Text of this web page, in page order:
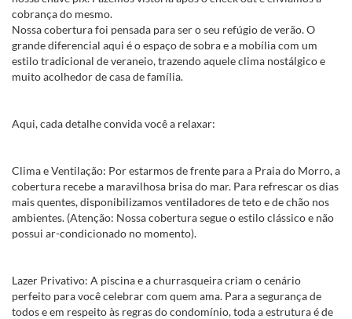
cobrança do mesmo.
Nossa cobertura foi pensada para ser o seu refúgio de verão. O
grande diferencial aqui é o espaço de sobra e a mobília com um
estilo tradicional de veraneio, trazendo aquele clima nostálgico e
muito acolhedor de casa de família.
Aqui, cada detalhe convida você a relaxar:
Clima e Ventilação: Por estarmos de frente para a Praia do Morro, a
cobertura recebe a maravilhosa brisa do mar. Para refrescar os dias
mais quentes, disponibilizamos ventiladores de teto e de chão nos
ambientes. (Atenção: Nossa cobertura segue o estilo clássico e não
possui ar-condicionado no momento).
Lazer Privativo: A piscina e a churrasqueira criam o cenário
perfeito para você celebrar com quem ama. Para a segurança de
todos e em respeito às regras do condomínio, toda a estrutura é de